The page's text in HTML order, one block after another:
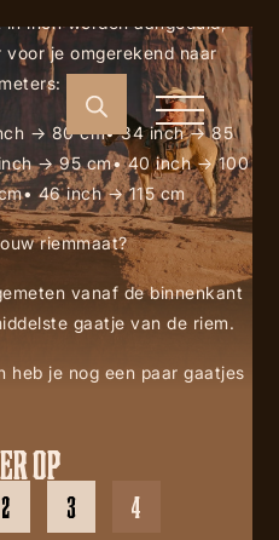
inch worden aangeduid,
voor je omgerekend naar
→ 80 cm• 34 inch → 85
→ 95 cm• 40 inch → 100
46 inch → 115 cm
riemmaat?
vanaf de binnenkant
gaatje van de riem.
heb je nog een paar gaatjes
riem op dezelfde manier
95 cm, dan heb je maat 38
nodig
OP
2 3 4